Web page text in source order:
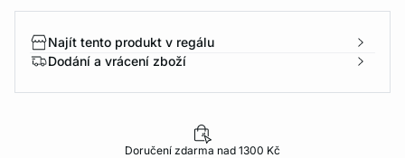
Najít tento produkt v regálu
Dodání a vrácení zboží
Doručení zdarma nad 1300 Kč